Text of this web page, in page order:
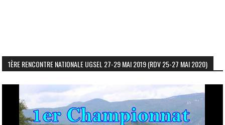
1ÈRE RENCONTRE NATIONALE UGSEL 27-29 MAI 2019 (RDV 25-27 MAI 2020)
vidéo